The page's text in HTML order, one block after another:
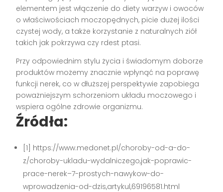
elementem jest włączenie do diety warzyw i owoców
o właściwościach moczopędnych, picie dużej ilości
czystej wody, a także korzystanie z naturalnych ziół
takich jak pokrzywa czy rdest ptasi.
Przy odpowiednim stylu życia i świadomym doborze
produktów możemy znacznie wpłynąć na poprawę
funkcji nerek, co w dłuższej perspektywie zapobiega
poważniejszym schorzeniom układu moczowego i
wspiera ogólne zdrowie organizmu.
Źródła:
[1] https://www.medonet.pl/choroby-od-a-do-
z/choroby-ukladu-wydalniczego,jak-poprawic-
prace-nerek–7-prostych-nawykow-do-
wprowadzenia-od-dzis,artykul,69196581.html